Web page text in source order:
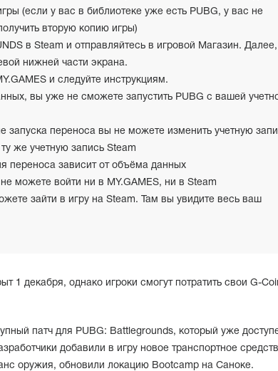
(если у вас в библиотеке уже есть PUBG, у вас не
вторую копию игры)
в Steam и отправляйтесь в игровой Магазин. Далее,
нижней части экрана.
и следуйте инструкциям.
вы уже не сможете запустить PUBG с вашей
запуска переноса вы не можете изменить учетную
же учетную запись Steam
переноса зависит от объёма данных
можете войти ни в MY.GAMES, ни в Steam
зайти в игру на Steam. Там вы увидите весь ваш
1 декабря, однако игроки смогут потратить свои G-
патч для PUBG: Battlegrounds, который уже
добавили в игру новое транспортное
оружия, обновили локацию Bootcamp на Саноке.